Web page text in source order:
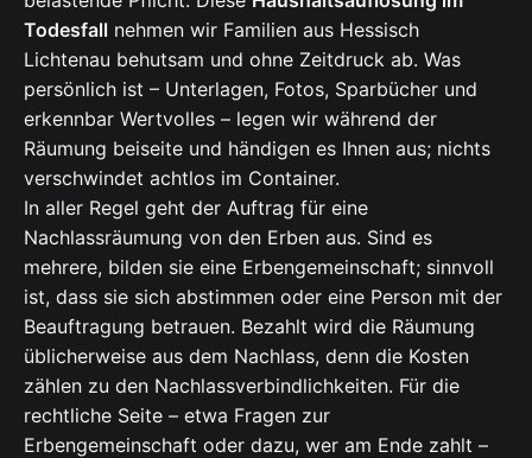
Todesfall nehmen wir Familien aus Hessisch
Lichtenau behutsam und ohne Zeitdruck ab. Was
persönlich ist – Unterlagen, Fotos, Sparbücher und
erkennbar Wertvolles – legen wir während der
Räumung beiseite und händigen es Ihnen aus; nichts
verschwindet achtlos im Container.
In aller Regel geht der Auftrag für eine
Nachlassräumung von den Erben aus. Sind es
mehrere, bilden sie eine Erbengemeinschaft; sinnvoll
ist, dass sie sich abstimmen oder eine Person mit der
Beauftragung betrauen. Bezahlt wird die Räumung
üblicherweise aus dem Nachlass, denn die Kosten
zählen zu den Nachlassverbindlichkeiten. Für die
rechtliche Seite – etwa Fragen zur
Erbengemeinschaft oder dazu, wer am Ende zahlt –